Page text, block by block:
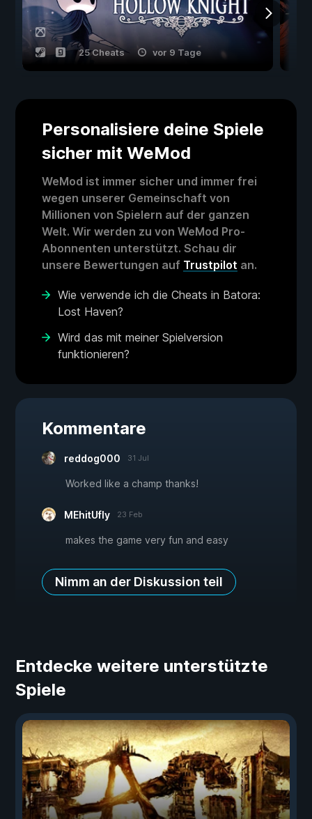
25 Cheats vor 9 Tage
Personalisiere deine Spiele
sicher mit WeMod
WeMod ist immer sicher und immer frei
wegen unserer Gemeinschaft von
Millionen von Spielern auf der ganzen
Welt. Wir werden zu von WeMod Pro-
Abonnenten unterstützt. Schau dir
unsere Bewertungen auf Trustpilot an.
Wie verwende ich die Cheats in Batora:
Lost Haven?
Wird das mit meiner Spielversion
funktionieren?
Kommentare
reddog000 31 Jul
Worked like a champ thanks!
MEhitUfly 23 Feb
makes the game very fun and easy
Nimm an der Diskussion teil
Entdecke weitere unterstützte
Spiele